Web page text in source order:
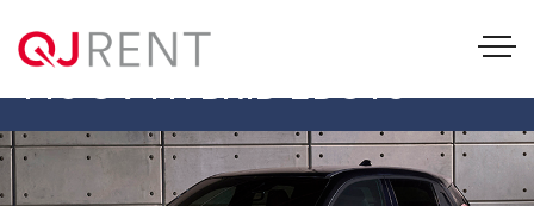
ALFA ROMEO JUNIOR 1.2
145 CV HYBRID EDCT6